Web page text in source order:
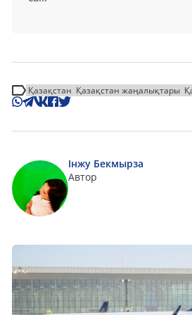
Қазақстан Қазақстан жаңалықтары
Інжу Бекмырза
Автор